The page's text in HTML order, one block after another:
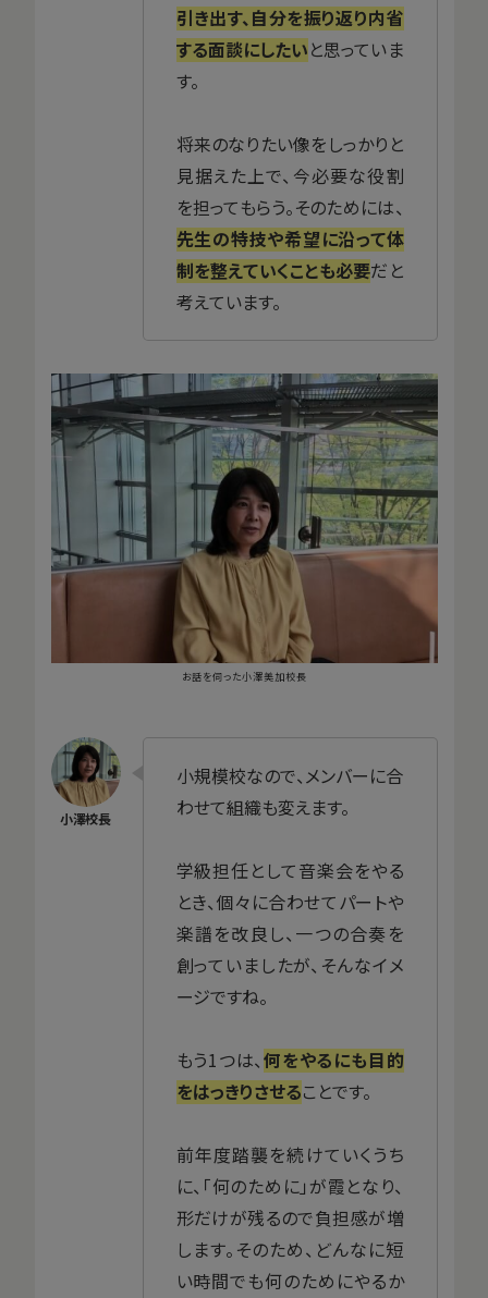
引き出す、自分を振り返り内省
する面談にしたいと思っていま
す。
将来のなりたい像をしっかりと
見据えた上で、今必要な役割
を担ってもらう。そのためには、
先生の特技や希望に沿って体
制を整えていくことも必要だと
考えています。
お話を伺った小澤美加校長
小規模校なので、メンバーに合
わせて組織も変えます。
学級担任として音楽会をやる
とき、個々に合わせてパートや
楽譜を改良し、一つの合奏を
創っていましたが、そんなイメ
ージですね。
もう1つは、何をやるにも目的
をはっきりさせることです。
前年度踏襲を続けていくうち
に、「何のために」が霞となり、
形だけが残るので負担感が増
します。そのため、どんなに短
い時間でも何のためにやるか